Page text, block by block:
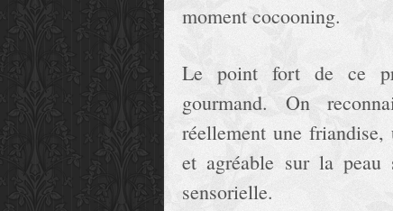
moment cocooning.
Le point fort de ce
gourmand. On
réellement une
et agréable sur la peau
sensorielle.